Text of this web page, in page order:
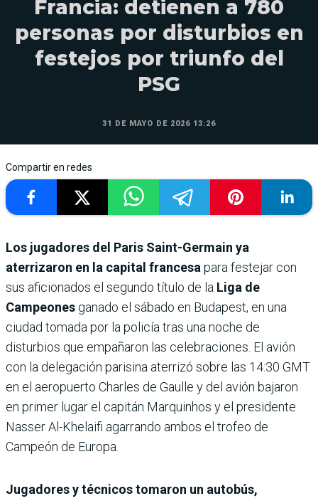
Francia: detienen a 780
personas por disturbios en
festejos por triunfo del
PSG
31 DE MAYO DE 2026 13:26
Compartir en redes
Los jugadores del Paris Saint-Germain ya
aterrizaron en la capital francesa para festejar con
sus aficionados el segundo título de la Liga de
Campeones ganado el sábado en Budapest, en una
ciudad tomada por la policía tras una noche de
disturbios que empañaron las celebraciones. El avión
con la delegación parisina aterrizó sobre las 14:30 GMT
en el aeropuerto Charles de Gaulle y del avión bajaron
en primer lugar el capitán Marquinhos y el presidente
Nasser Al-Khelaifi agarrando ambos el trofeo de
Campeón de Europa.
Jugadores y técnicos tomaron un autobús,